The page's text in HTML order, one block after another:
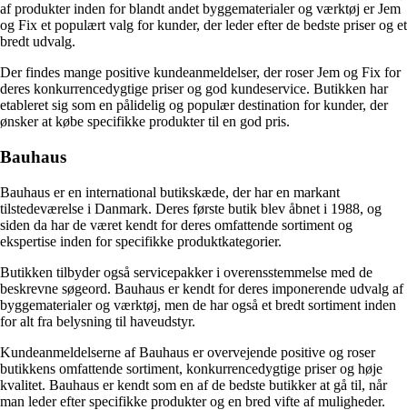
af produkter inden for blandt andet byggematerialer og værktøj er Jem
og Fix et populært valg for kunder, der leder efter de bedste priser og et
bredt udvalg.
Der findes mange positive kundeanmeldelser, der roser Jem og Fix for
deres konkurrencedygtige priser og god kundeservice. Butikken har
etableret sig som en pålidelig og populær destination for kunder, der
ønsker at købe specifikke produkter til en god pris.
Bauhaus
Bauhaus er en international butikskæde, der har en markant
tilstedeværelse i Danmark. Deres første butik blev åbnet i 1988, og
siden da har de været kendt for deres omfattende sortiment og
ekspertise inden for specifikke produktkategorier.
Butikken tilbyder også servicepakker i overensstemmelse med de
beskrevne søgeord. Bauhaus er kendt for deres imponerende udvalg af
byggematerialer og værktøj, men de har også et bredt sortiment inden
for alt fra belysning til haveudstyr.
Kundeanmeldelserne af Bauhaus er overvejende positive og roser
butikkens omfattende sortiment, konkurrencedygtige priser og høje
kvalitet. Bauhaus er kendt som en af ​​de bedste butikker at gå til, når
man leder efter specifikke produkter og en bred vifte af muligheder.